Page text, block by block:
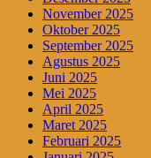
November 2025
Oktober 2025
September 2025
Agustus 2025
Juni 2025
Mei 2025
April 2025
Maret 2025
Februari 2025